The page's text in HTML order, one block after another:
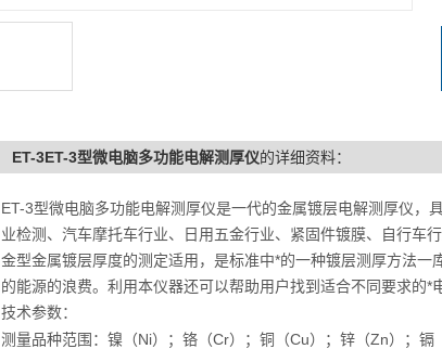
ET-3ET-3型微电脑多功能电解测厚仪的详细资料：
ET-3型微电脑多功能电解测厚仪是一代的金属镀层电解测厚仪
业检测、汽车摩托车行业、日用五金行业、紧固件镀膜、自行车
金型金属镀层厚度的测定适用，是标准中*的一种镀层测厚方法
的能源的浪费。利用本仪器还可以帮助用户找到适合不同要求的*
技术参数：
测量品种范围：镍（Ni）；铬（Cr）；铜（Cu）；锌（Zn）；